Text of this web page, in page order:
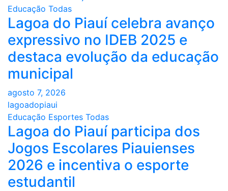
Educação Todas
Lagoa do Piauí celebra avanço
expressivo no IDEB 2025 e
destaca evolução da educação
municipal
agosto 7, 2026
lagoadopiaui
Educação Esportes Todas
Lagoa do Piauí participa dos
Jogos Escolares Piauienses
2026 e incentiva o esporte
estudantil